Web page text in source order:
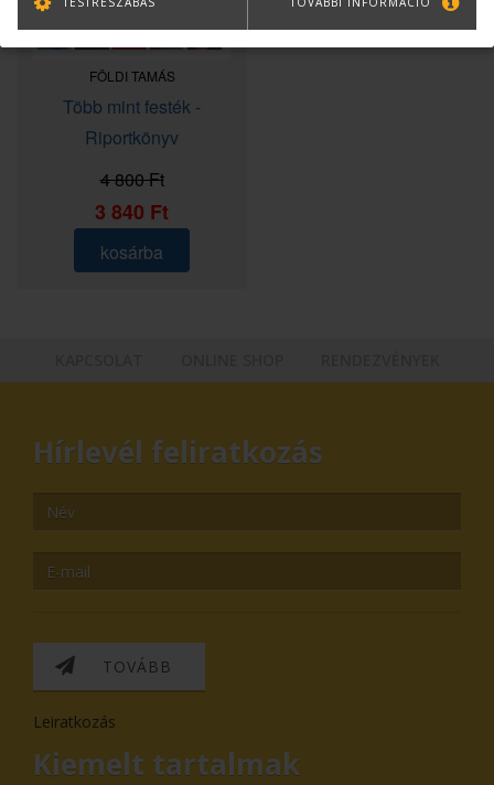
FÖLDI TAMÁS
Több mint festék -
Riportkönyv
4 800 Ft
3 840 Ft
kosárba
Hírlevél feliratkozás
TOVÁBB
Leiratkozás
Kiemelt tartalmak